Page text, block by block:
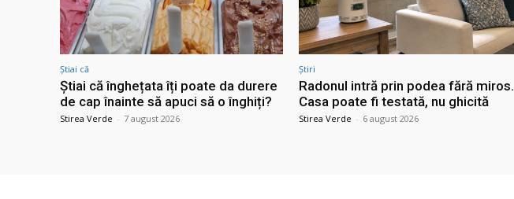
Știai că
Știai că înghețata îți poate da durere
de cap înainte să apuci să o înghiți?
Stirea Verde - 7 august 2026
Știri
Radonul intră prin podea fără miros.
Casa poate fi testată, nu ghicită
Stirea Verde - 6 august 2026